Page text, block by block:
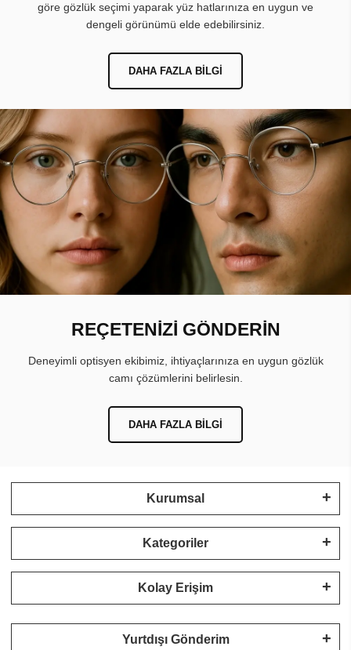
göre gözlük seçimi yaparak yüz hatlarınıza en uygun ve
dengeli görünümü elde edebilirsiniz.
DAHA FAZLA BILGI
REÇETENİZİ GÖNDERİN
Deneyimli optisyen ekibimiz, ihtiyaçlarınıza en uygun gözlük
camı çözümlerini belirlesin.
DAHA FAZLA BILGI
Kurumsal
Kategoriler
Kolay Erişim
Yurtdışı Gönderim